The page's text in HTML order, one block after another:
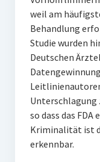
weil am
Behandlung
Studie wurden
Deutschen
Unterschlagung
so dass das
Kriminalität ist
erkennbar.